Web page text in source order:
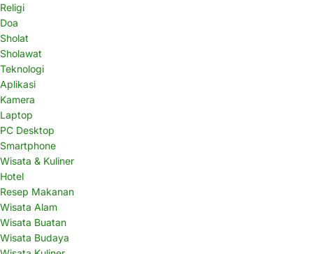
Religi
Doa
Sholat
Sholawat
Teknologi
Aplikasi
Kamera
Laptop
PC Desktop
Smartphone
Wisata & Kuliner
Hotel
Resep Makanan
Wisata Alam
Wisata Buatan
Wisata Budaya